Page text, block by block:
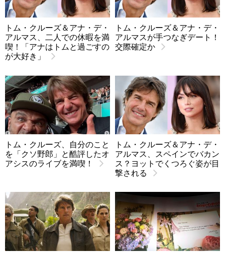
トム・クルーズ＆アナ・デ・
アルマス、二人での休暇を満
喫！「アナはトムと過ごすの
が大好き」
トム・クルーズ＆アナ・デ・
アルマスが手つなぎデート！
交際確定か
トム・クルーズ、自分のこと
を「クソ野郎」と酷評したオ
アシスのライブを満喫！
トム・クルーズ＆アナ・デ・
アルマス、スペインでバカン
ス？ヨットでくつろぐ姿が目
撃される